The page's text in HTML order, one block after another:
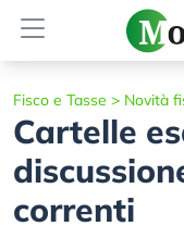
Fisco e Tasse > Novità
Cartelle
correnti